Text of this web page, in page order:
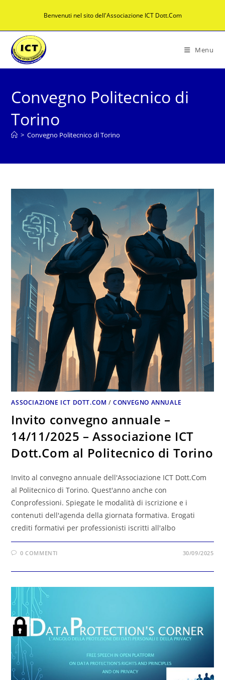
contenuto
Benvenuti nel sito dell'Associazione ICT Dott.Com
Menu
Convegno Politecnico di
Torino
> Convegno Politecnico di Torino
ASSOCIAZIONE ICT DOTT.COM /CONVEGNO ANNUALE
Invito convegno annuale –
14/11/2025 – Associazione ICT
Dott.Com al Politecnico di Torino
Invito al convegno annuale dell'Associazione ICT Dott.Com
al Politecnico di Torino. Quest'anno anche con
Conprofessioni. Spiegate le modalità di iscrizione e i
contenuti dell'agenda della giornata formativa. Erogati
crediti formativi per professionisti iscritti all'albo
0 COMMENTI 30/09/2025